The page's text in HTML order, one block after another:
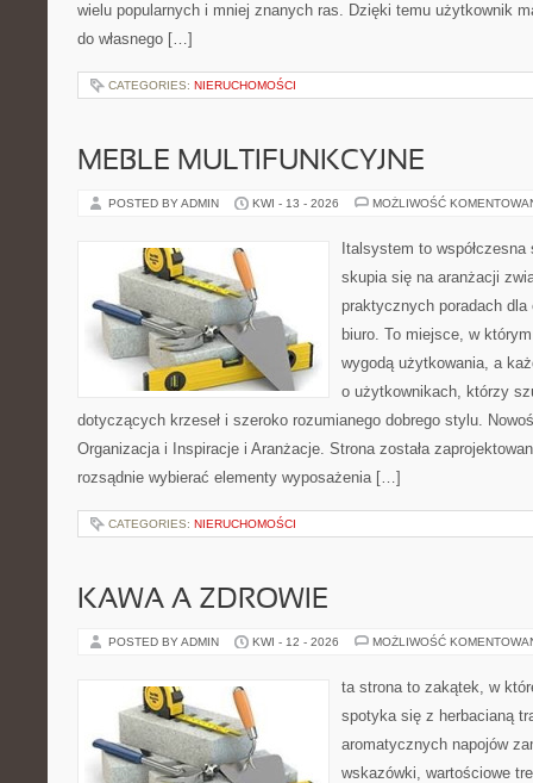
wielu popularnych i mniej znanych ras. Dzięki temu użytkownik
do własnego […]
CATEGORIES: NIERUCHOMOŚCI
MEBLE MULTIFUNKCYJNE
POSTED BY ADMIN KWI - 13 - 2026 MOŻLIWOŚĆ
Italsystem to
skupia się na aranżacji
praktycznych poradach
biuro. To miejsce, w
wygodą użytkowania, a
o użytkownikach, którzy
dotyczących krzeseł i szeroko rozumianego dobrego stylu.
Organizacja i Inspiracje i Aranżacje. Strona została
rozsądnie wybierać elementy wyposażenia […]
CATEGORIES: NIERUCHOMOŚCI
KAWA A ZDROWIE
POSTED BY ADMIN KWI - 12 - 2026 MOŻLIWOŚĆ
ta strona to zakątek, w
spotyka się z herbacianą
aromatycznych napojów
wskazówki, wartościowe